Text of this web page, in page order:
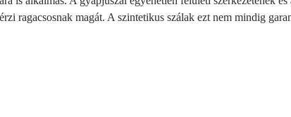
ragacsosnak magát. A szintetikus szálak ezt nem mindig